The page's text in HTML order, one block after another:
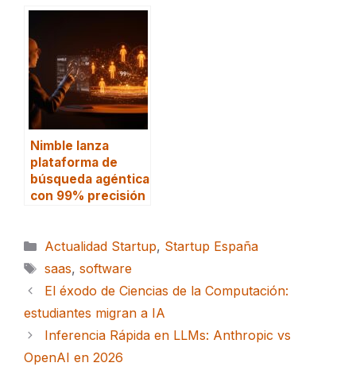
Nimble lanza
plataforma de
búsqueda agéntica
con 99% precisión
Categorías
Actualidad Startup, Startup España
Etiquetas
saas, software
El éxodo de Ciencias de la Computación:
estudiantes migran a IA
Inferencia Rápida en LLMs: Anthropic vs
OpenAI en 2026